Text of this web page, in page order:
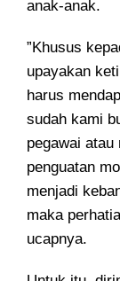
anak-anak.
”Khusus
upayakan
harus
sudah kami
pegawai atau
penguatan
menjadi
maka
ucapnya.